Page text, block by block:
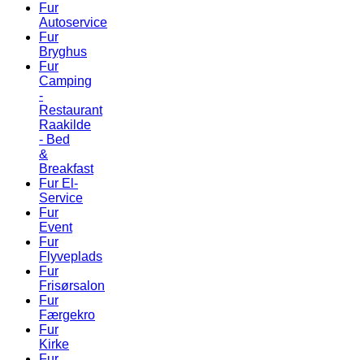
Fur
Autoservice
Fur
Bryghus
Fur
Camping
-
Restaurant
Raakilde
- Bed
&
Breakfast
Fur El-
Service
Fur
Event
Fur
Flyveplads
Fur
Frisørsalon
Fur
Færgekro
Fur
Kirke